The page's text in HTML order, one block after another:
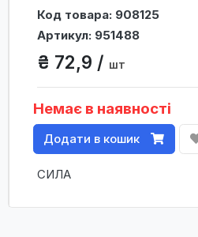
Код товара: 908125
Артикул: 951488
₴ 72,9 / шт
Немає в наявності
Додати в кошик
СИЛА